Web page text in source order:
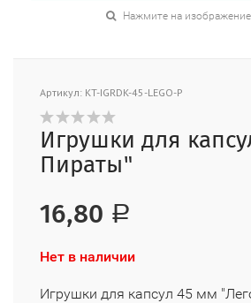
Нажмите на
Артикул: KT-IGRDK-45-LEGO-P
Игрушки для
Пираты"
16,80 Р
Нет в наличии
Игрушки для капсул 45 мм